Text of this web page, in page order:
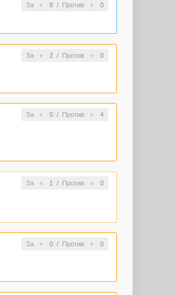
За 8/ Против 0
За 2/ Против 0
За 0/ Против 4
За 1 / Против 0
За 0/ Против 0